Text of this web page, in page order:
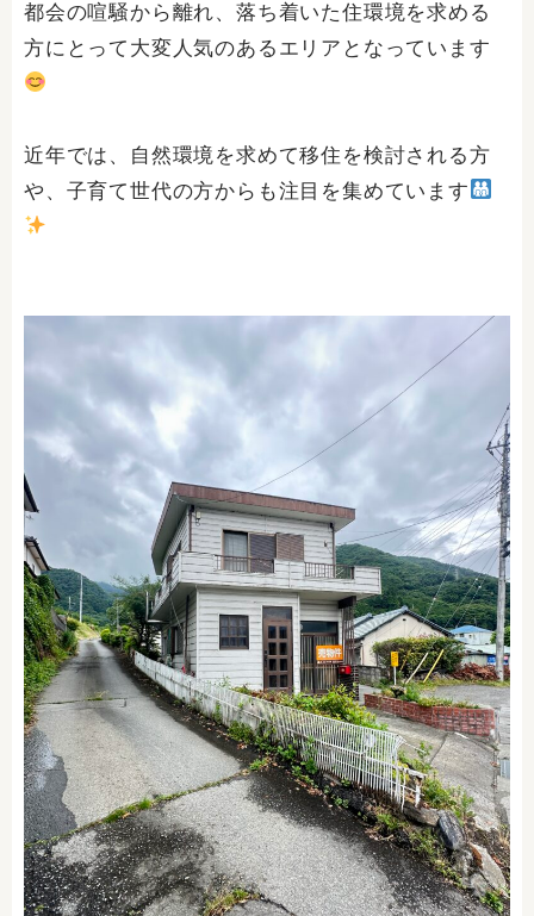
都会の喧騒から離れ、落ち着いた住環境を求める
方にとって大変人気のあるエリアとなっています
近年では、自然環境を求めて移住を検討される方
や、子育て世代の方からも注目を集めています